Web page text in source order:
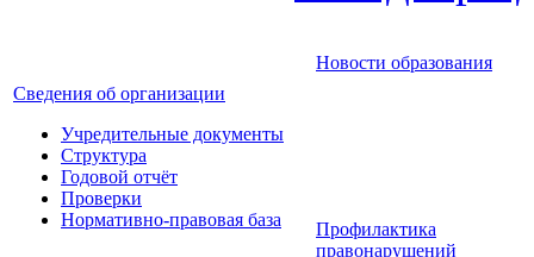
Сведения об организации
Учредительные документы
Структура
Годовой отчёт
Проверки
Нормативно-правовая база
Новости образования
Профилактика
правонарушений